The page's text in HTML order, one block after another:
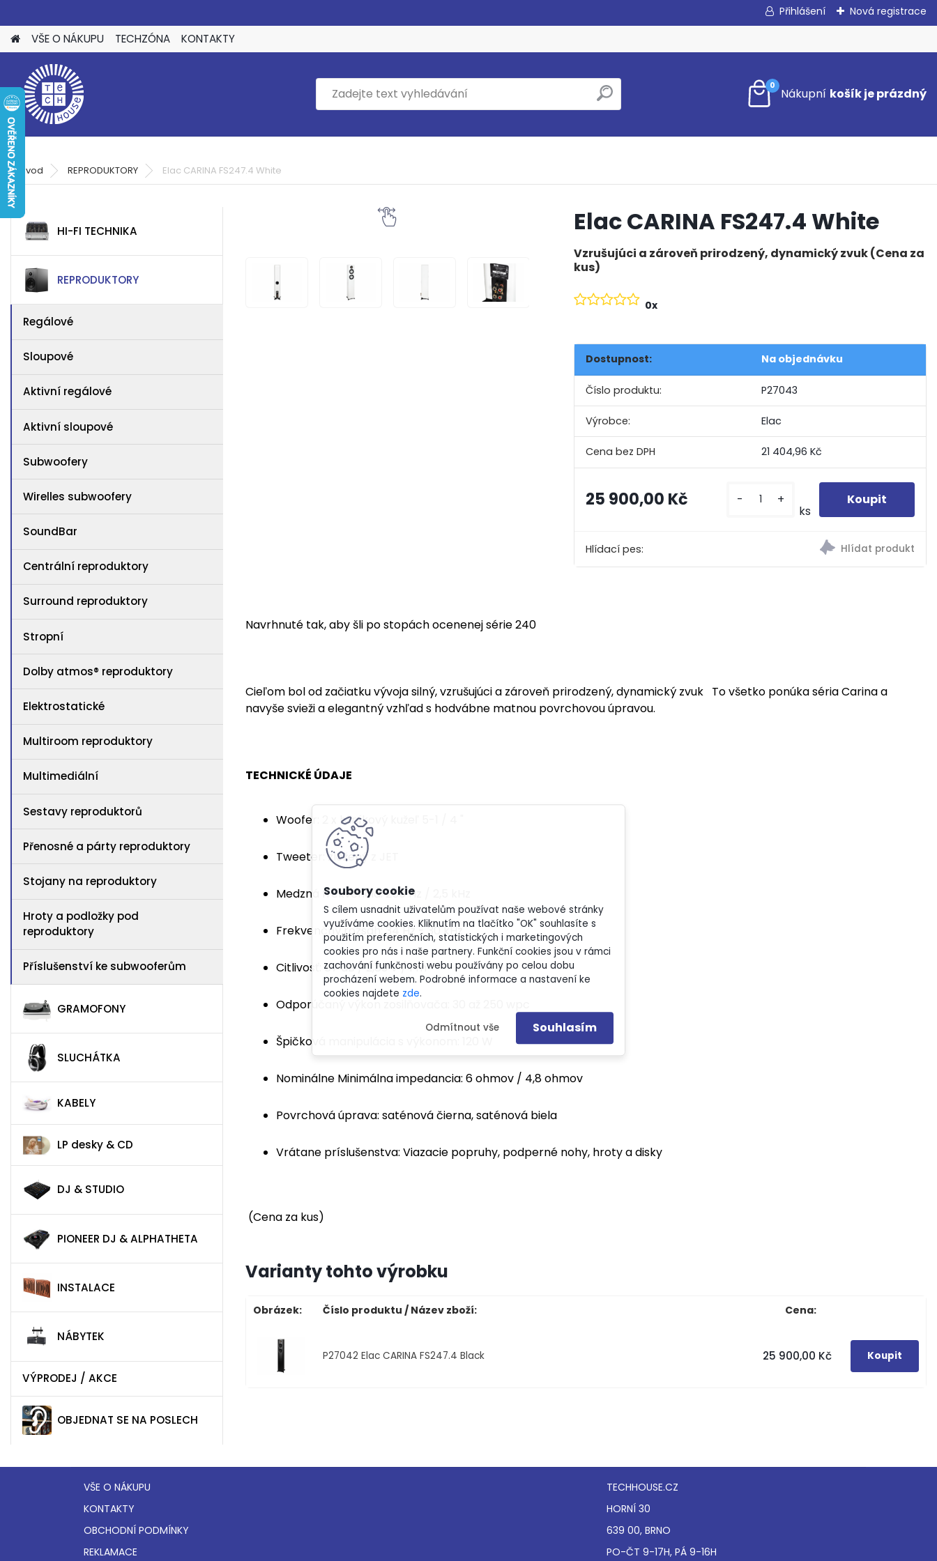
S cílem usnadnit uživatelům používat naše webové stránky
využíváme cookies. Kliknutím na tlačítko "OK" souhlasíte s
použitím preferenčních, statistických i marketingových
cookies pro nás i naše partnery. Funkční cookies jsou v rámci
zachování funkčnosti webu používány po celou dobu
procházení webem. Podrobné informace a nastavení ke
cookies najdete zde.
Odmítnout vše Souhlasím
Přihlášení Nová registrace
VŠE O NÁKUPU TECHZÓNA KONTAKTY
0
Úvod REPRODUKTORY Elac CARINA FS247.4 White
HI-FI TECHNIKA
REPRODUKTORY
Regálové
Sloupové
Aktivní regálové
Aktivní sloupové
Subwoofery
Wirelles subwoofery
SoundBar
Centrální reproduktory
Surround reproduktory
Stropní
Dolby atmos® reproduktory
Elektrostatické
Multiroom reproduktory
Multimediální
Sestavy reproduktorů
Přenosné a párty reproduktory
Stojany na reproduktory
Hroty a podložky pod
reproduktory
Příslušenství ke subwooferům
GRAMOFONY
SLUCHÁTKA
KABELY
LP desky & CD
DJ & STUDIO
PIONEER DJ & ALPHATHETA
INSTALACE
NÁBYTEK
VÝPRODEJ / AKCE
OBJEDNAT SE NA POSLECH
Elac CARINA FS247.4 White
Vzrušujúci a zároveň prirodzený, dynamický zvuk (Cena za
kus)
0x
Dostupnost: Na objednávku
Číslo produktu: P27043
Výrobce: Elac
21 404,96 Kč
25 900,00 Kč
Hlídací pes:
- +
ks
Navrhnuté tak, aby šli po stopách ocenenej série 240
Cieľom bol od začiatku vývoja silný, vzrušujúci a zároveň prirodzený, dynamický zvuk To všetko ponúka séria Carina a
navyše svieži a elegantný vzhľad s hodvábne matnou povrchovou úpravou.
TECHNICKÉ ÚDAJE
Woofer: 2 x hliníkový kužeľ 5-1 / 4 "
Tweeter: zložený z JET
Medzná frekvencia: 250 Hz / 2,5 kHz
Frekvenčný rozsah: 34 Hz - 30 kHz
Citlivosť: 87 dB / 2,83 V / 1 m
Odporúčaný výkon zosilňovača: 30 až 250 wpc
Špičková manipulácia s výkonom: 120 W
Nominálne Minimálna impedancia: 6 ohmov / 4,8 ohmov
Povrchová úprava: saténová čierna, saténová biela
Vrátane príslušenstva: Viazacie popruhy, podperné nohy, hroty a disky
(Cena za kus)
Varianty tohto výrobku
Obrázek: Číslo produktu / Název zboží: Cena:
P27042 Elac CARINA FS247.4 Black 25 900,00 Kč
VŠE O NÁKUPU
KONTAKTY
OBCHODNÍ PODMÍNKY
REKLAMACE
TECHHOUSE.CZ
HORNÍ 30
639 00, BRNO
PO-ČT 9-17H, PÁ 9-16H